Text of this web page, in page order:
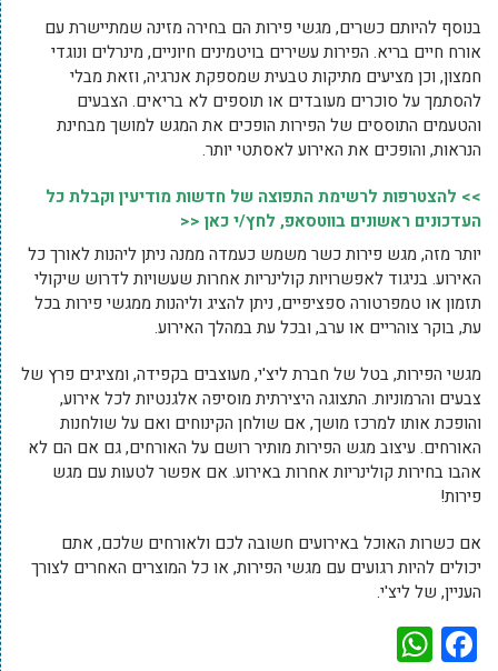
בנוסף להיותם כשרים, מגשי פירות הם בחירה מזינה שמתיישרת עם
אורח חיים בריא. הפירות עשירים בויטמינים חיוניים, מינרלים ונוגדי
חמצון, וכן מציעים מתיקות טבעית שמספקת אנרגיה, וזאת מבלי
להסתמך על סוכרים מעובדים או תוספים לא בריאים. הצבעים
והטעמים התוססים של הפירות הופכים את המגש למושך מבחינת
הנראות, והופכים את האירוע לאסתטי יותר.
>> להצטרפות לרשימת התפוצה של חדשות מודיעין וקבלת כל
העדכונים ראשונים בווטסאפ, לחץ/י כאן <<
יותר מזה, מגש פירות כשר משמש כעמדה ממנה ניתן ליהנות לאורך כל
האירוע. בניגוד לאפשרויות קולינריות אחרות שעשויות לדרוש שיקולי
תזמון או טמפרטורה ספציפיים, ניתן להציג וליהנות ממגשי פירות בכל
עת, בוקר צוהריים או ערב, ובכל עת במהלך האירוע.
מגשי הפירות, בטל של חברת ליצ'י, מעוצבים בקפידה, ומציגים פרץ של
צבעים והרמוניות. התצוגה היצירתית מוסיפה אלגנטיות לכל אירוע,
והופכת אותו למרכז מושך, אם שולחן הקינוחים ואם על שולחנות
האורחים. עיצוב מגש הפירות מותיר רושם על האורחים, גם אם הם לא
אהבו בחירות קולינריות אחרות באירוע. אם אפשר לטעות עם מגש
פירות!
אם כשרות האוכל באירועים חשובה לכם ולאורחים שלכם, אתם
יכולים להיות רגועים עם מגשי הפירות, או כל המוצרים האחרים לצורך
העניין, של ליצ'י.
Facebook